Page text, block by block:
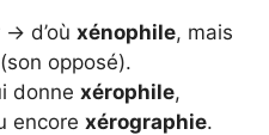
d’où xénophile, mais
opposé).
donne xérophile,
encore xérographie.